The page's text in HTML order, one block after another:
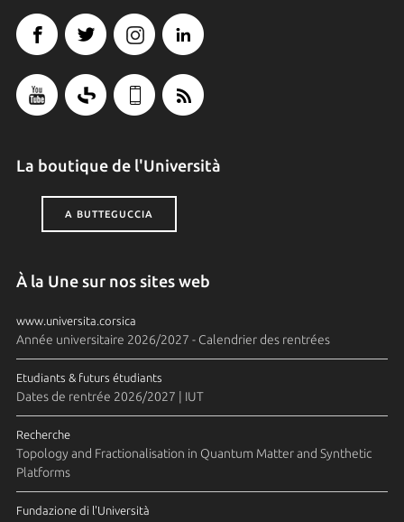
La boutique de l'Università
A BUTTEGUCCIA
À la Une sur nos sites web
www.universita.corsica
Année universitaire 2026/2027 - Calendrier des rentrées
Etudiants & futurs étudiants
Dates de rentrée 2026/2027 | IUT
Recherche
Topology and Fractionalisation in Quantum Matter and Synthetic
Platforms
Fundazione di l'Università